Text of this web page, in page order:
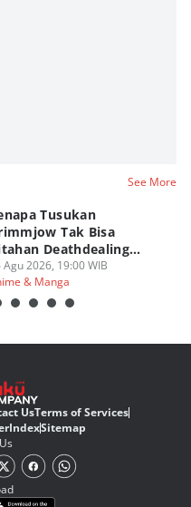
See More
Tusukan
Tak Bisa
Deathdealing
Bleach?
Agu 2026, 19:00 WIB
& Manga
UsTerms of Services
IndexSitemap